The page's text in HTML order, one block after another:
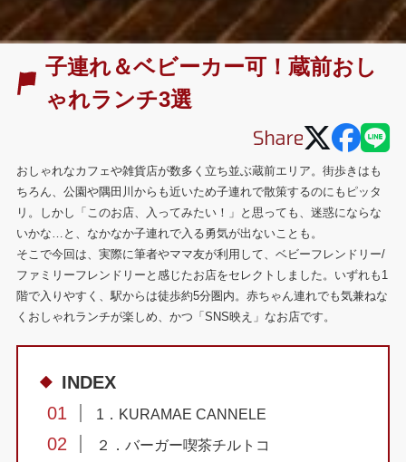
子連れ＆ベビーカー可！蔵前おし
ゃれランチ3選
おしゃれなカフェや雑貨店が数多く立ち並ぶ蔵前エリア。街歩きはも
ちろん、公園や隅田川からも近いため子連れで散策するのにもピッタ
リ。しかし「このお店、入ってみたい！」と思っても、迷惑にならな
いかな…と、なかなか子連れで入る勇気が出ないことも。
そこで今回は、実際に筆者やママ友が利用して、ベビーフレンドリー/
ファミリーフレンドリーと感じたお店をセレクトしました。いずれも1
階で入りやすく、駅からは徒歩約5分圏内。赤ちゃん連れでも気兼ねな
くおしゃれランチが楽しめ、かつ「SNS映え」なお店です。
INDEX
01
1．KURAMAE CANNELE
02 ２．バーガー喫茶チルトコ